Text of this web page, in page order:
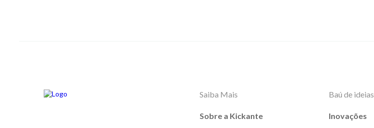
Saiba Mais
Sobre a Kickante
Baú de ideias
Inovações